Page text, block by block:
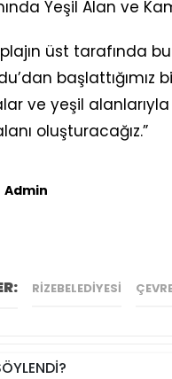
Yeşil Alan ve
üst tarafında
ve yeşil alanlarıyla
oluşturacağız.”
Admin
RIZEBELEDIYESI